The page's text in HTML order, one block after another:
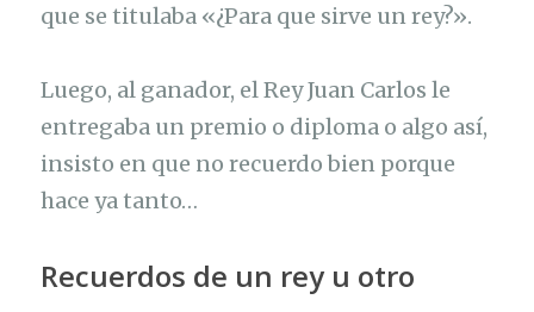
que se titulaba «¿Para que sirve un rey?».
Luego, al ganador, el Rey Juan Carlos le
entregaba un premio o diploma o algo así,
insisto en que no recuerdo bien porque
hace ya tanto…
Recuerdos de un rey u otro